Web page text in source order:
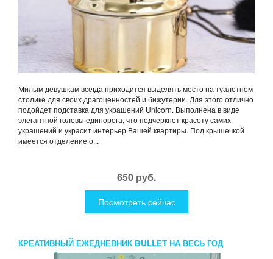
Милым девушкам всегда приходится выделять место на туалетном
столике для своих драгоценностей и бижутерии. Для этого отлично
подойдет подставка для украшений Unicorn. Выполнена в виде
элегантной головы единорога, что подчеркнет красоту самих
украшений и украсит интерьер Вашей квартиры. Под крышечкой
имеется отделение о...
650 руб.
Посмотреть сейчас
КРЕАТИВНЫЙ ЕЖЕДНЕВНИК BULLET НА ВЕСЬ ГОД
ЗЕЛЕНЫЙ